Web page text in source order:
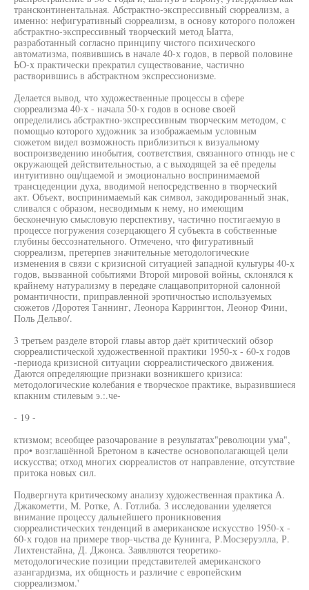
трансконтинентальная. Абстрактно-экспрессивный сюрреализм, а
именно: нефигуративный сюрреализм, в основу которого положен
абстрактно-экспрессивный творческий метод Ыатта,
разработанный согласно принципу чистого психического
автоматизма, появившись в начале 40-х годов, в первой половине
ЬО-х практически прекратил существование, частично
растворившись в абстрактном экспрессионизме.
Делается вывод, что художественные процессы в сфере
сюрреализма 40-х - начала 50-х годов в основе своей
определились абстрактно-экспрессивным творческим методом, с
помощью которого художник за изображаемым условным
сюжетом видел возможность приблизиться к визуальному
воспроизведению инобытия, соответствия, связанного отнюдь не с
окружающей действительностью, а с выходящей за её пределы
интуитивно ощ/щаемой и эмоционально воспринимаемой
трансцеденции духа, вводимой непосредственно в творческий
акт. Объект, воспринимаемый как символ, закодированный знак,
сливался с образом, несводимым к нему, но имеющим
бесконечную смысловую перспективу, частично постигаемую в
процессе погружения созерцающего Я субъекта в собственные
глубины бессознательного. Отмечено, что фигуративный
сюрреализм, претерпев значительные методологические
изменения в связи с кризисной ситуацией западной культуры 40-х
годов, вызванной событиями Второй мировой войны, склонялся к
крайнему натурализму в передаче слащавоприторной салонной
романтичности, приправленной эротичностью используемых
сюжетов /Доротея Таннинг, Леонора Каррингтон, Леонор Фини,
Поль Дельво/.
3 третьем разделе второй главы автор даёт критический обзор
сюрреалистической художественной практики 1950-х - 60-х годов
-периода кризисной ситуации сюрреалистического движения.
Даются определяющие признаки возникшего кризиса:
методологические колебания е творческое практике, выразившиеся
кпакним стилевым э.:.че-
- 19 -
ктизмом; всеобщее разочарование в результатах"революции ума",
про• возглашённой Бретоном в качестве основополагающей цели
искусства; отход многих сюрреалистов от направление, отсутствие
притока новых сил.
Подвергнута критическому анализу художественная практика А.
Джакометти, М. Ротке, А. Готлиба. 3 исследовании уделяется
внимание процессу дальнейшего проникновения
сюрреалистических тенденций в американское искусство 1950-х -
60-х годов на примере твор-чьства де Кунинга, Р.Мосзеруэлла, Р.
Лихтенстайна, Д. Джонса. Заявляются теоретико-
методологические позиции представителей американского
азангардизма, их общность и различие с европейским
сюрреализмом.'